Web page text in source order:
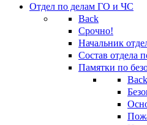
Отдел по делам ГО и ЧС
Back
Срочно!
Начальник
Состав отдела
Памятки по
Back